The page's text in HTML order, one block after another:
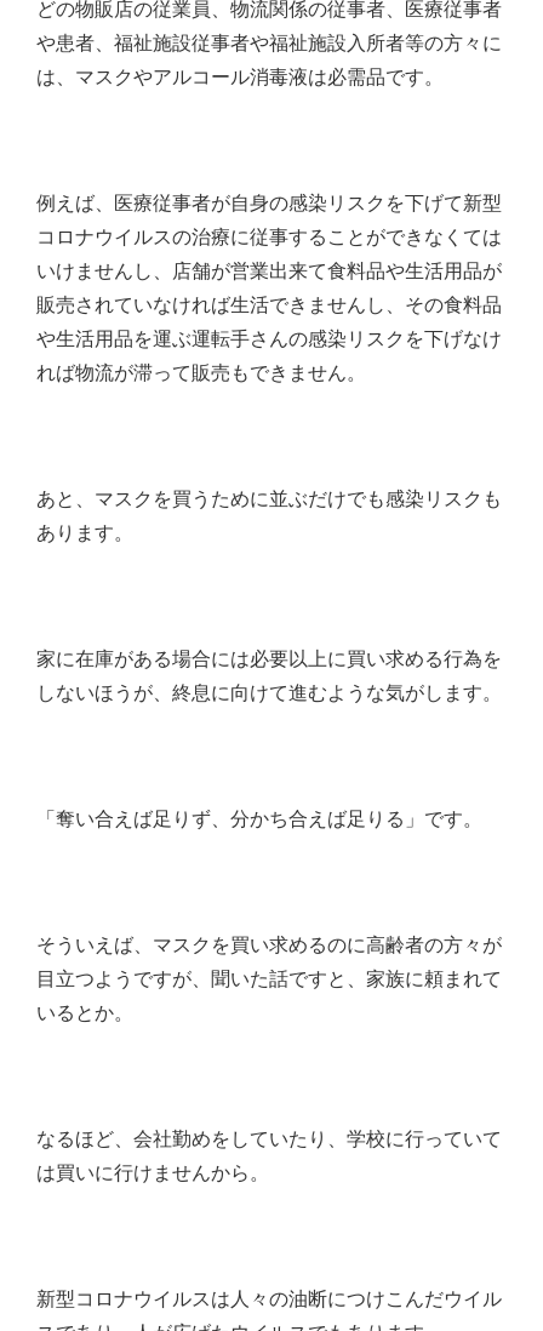
どの物販店の従業員、物流関係の従事者、医療従事者
や患者、福祉施設従事者や福祉施設入所者等の方々に
は、マスクやアルコール消毒液は必需品です。
例えば、医療従事者が自身の感染リスクを下げて新型
コロナウイルスの治療に従事することができなくては
いけませんし、店舗が営業出来て食料品や生活用品が
販売されていなければ生活できませんし、その食料品
や生活用品を運ぶ運転手さんの感染リスクを下げなけ
れば物流が滞って販売もできません。
あと、マスクを買うために並ぶだけでも感染リスクも
あります。
家に在庫がある場合には必要以上に買い求める行為を
しないほうが、終息に向けて進むような気がします。
「奪い合えば足りず、分かち合えば足りる」です。
そういえば、マスクを買い求めるのに高齢者の方々が
目立つようですが、聞いた話ですと、家族に頼まれて
いるとか。
なるほど、会社勤めをしていたり、学校に行っていて
は買いに行けませんから。
新型コロナウイルスは人々の油断につけこんだウイル